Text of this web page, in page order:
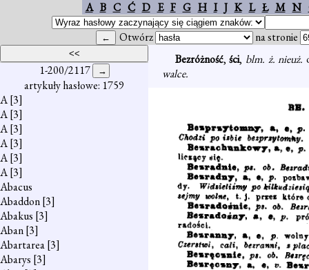
A B C Ć D E F G H I J K L Ł M N
Otwórz na stronie
1-200/2117
artykuły hasłowe: 1759
A[3]
A[3]
A[3]
A[3]
A[3]
A[3]
Abacus
Abaddon[3]
Abakus [3]
Aban[3]
Abartarea[3]
Abarys [3]
Bezróżność,ści, blm. ż. nieuż.
walce.